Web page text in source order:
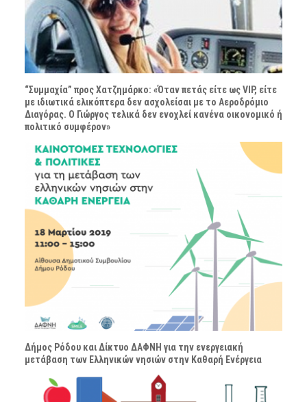
“Συμμαχία” προς Χατζημάρκο: «Όταν πετάς είτε ως VIP, είτε
με ιδιωτικά ελικόπτερα δεν ασχολείσαι με το Αεροδρόμιο
Διαγόρας. Ο Γιώργος τελικά δεν ενοχλεί κανένα οικονομικό ή
πολιτικό συμφέρον»
Δήμος Ρόδου και Δίκτυο ΔΑΦΝΗ για την ενεργειακή
μετάβαση των Ελληνικών νησιών στην Καθαρή Ενέργεια